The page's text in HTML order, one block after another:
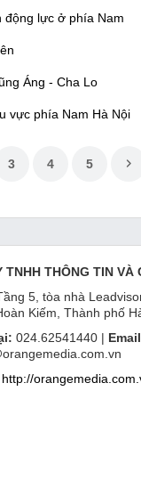
động lực ở phía Nam
Áng - Cha Lo
vực phía Nam Hà Nội
3 4 5
TNHH THÔNG TIN VÀ
5, tòa nhà
Kiếm, Thành phố
024.62541440 |
http://